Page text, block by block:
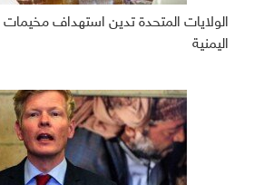
الولايات المتحدة تدين استهداف
اليمنية